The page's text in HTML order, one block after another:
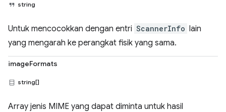
string
Untuk mencocokkan dengan entri ScannerInfo lain
yang mengarah ke perangkat fisik yang sama.
imageFormats
string[]
Array jenis MIME yang dapat diminta untuk hasil